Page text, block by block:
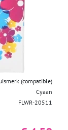
(compatible)
Cyaan
FLWR-20511